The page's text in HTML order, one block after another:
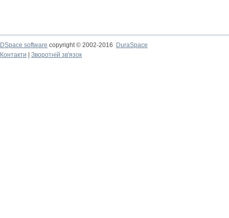
DSpace software copyright © 2002-2016
DuraSpace
Контакти
Зворотній зв'язок